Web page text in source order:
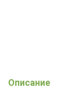
Описание